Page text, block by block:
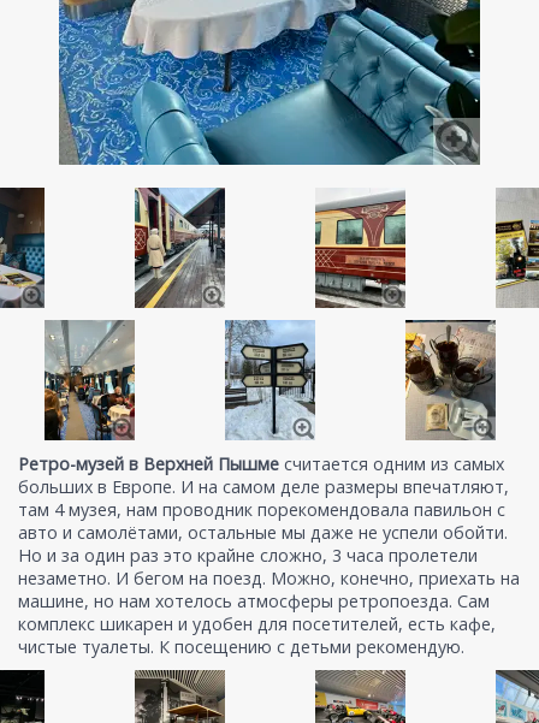
Ретро-музей в Верхней Пышме считается одним из самых
больших в Европе. И на самом деле размеры впечатляют,
там 4 музея, нам проводник порекомендовала павильон с
авто и самолётами, остальные мы даже не успели обойти.
Но и за один раз это крайне сложно, 3 часа пролетели
незаметно. И бегом на поезд. Можно, конечно, приехать на
машине, но нам хотелось атмосферы ретропоезда. Сам
комплекс шикарен и удобен для посетителей, есть кафе,
чистые туалеты. К посещению с детьми рекомендую.